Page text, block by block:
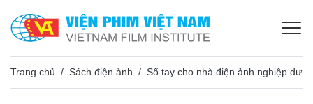
Trang chủ Sách điện ảnh Sổ tay cho nhà điện ảnh nghiệp dư